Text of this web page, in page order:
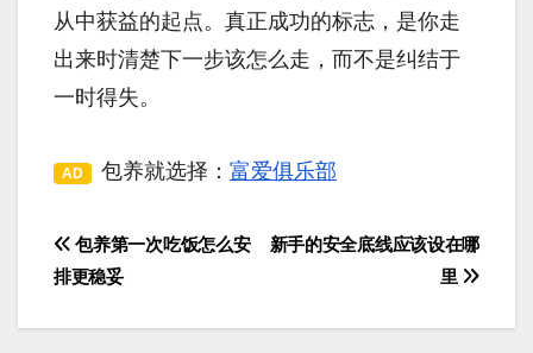
从中获益的起点。真正成功的标志，是你走
出来时清楚下一步该怎么走，而不是纠结于
一时得失。
AD 包养就选择： 富爱俱乐部
文
导
新手的安全底线应该设在哪
里
包养第一次吃饭怎么安
排更稳妥